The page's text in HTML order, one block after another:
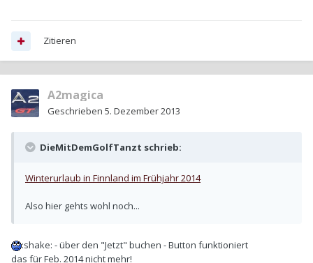
Zitieren
A2magica
Geschrieben 5. Dezember 2013
DieMitDemGolfTanzt schrieb:
Winterurlaub in Finnland im Frühjahr 2014
Also hier gehts wohl noch...
:shake: - über den "Jetzt" buchen - Button funktioniert
das für Feb. 2014 nicht mehr!